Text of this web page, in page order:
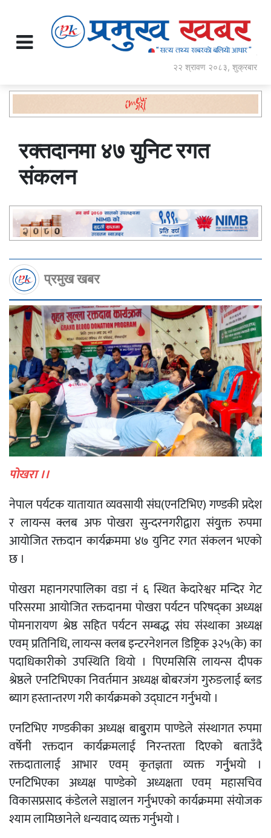
२२ श्रावण २०८३, शुक्रबार
रक्तदानमा ४७ युनिट रगत
संकलन
प्रमुख खबर
पोखरा ।।
नेपाल पर्यटक यातायात व्यवसायी संघ(एनटिभिए) गण्डकी प्रदेश
र लायन्स क्लब अफ पोखरा सुन्दरनगरीद्वारा संयुुक्त रुपमा
आयोजित रक्तदान कार्यक्रममा ४७ युनिट रगत संकलन भएको
छ ।
पोखरा महानगरपालिका वडा नं ६ स्थित केदारेश्वर मन्दिर गेट
परिसरमा आयोजित रक्तदानमा पोखरा पर्यटन परिषद्का अध्यक्ष
पोमनारायण श्रेष्ठ सहित पर्यटन सम्बद्ध संघ संस्थाका अध्यक्ष
एवम् प्रतिनिधि, लायन्स क्लब इन्टरनेशनल डिष्ट्रिक ३२५(के) का
पदाधिकारीको उपस्थिति थियो । पिएमसिसि लायन्स दीपक
श्रेष्ठले एनटिभिएका निवर्तमान अध्यक्ष बोबरजंग गुरुङलाई ब्लड
ब्याग हस्तान्तरण गरी कार्यक्रमको उद्घाटन गर्नुभयो ।
एनटिभिए गण्डकीका अध्यक्ष बाबुुराम पाण्डेले संस्थागत रुपमा
वर्षेनी रक्तदान कार्यक्रमलाई निरन्तरता दिएको बताउँदै
रक्तदातालाई आभार एवम् कृतज्ञता व्यक्त गर्नुुभयो ।
एनटिभिएका अध्यक्ष पाण्डेको अध्यक्षता एवम् महासचिव
विकासप्रसाद कंडेलले सञ्चालन गर्नुभएको कार्यक्रममा संयोजक
श्याम लामिछानेले धन्यवाद व्यक्त गर्नुभयो ।